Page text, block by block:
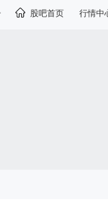
股吧首页 行情中